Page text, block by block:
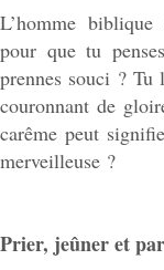
L’homme biblique
pour que tu
prennes souci ? Tu
couronnant de
carême peut
merveilleuse ?
Prier, jeûner et